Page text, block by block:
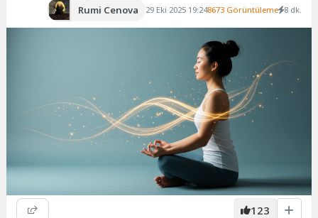
Rumi Cenova 29 Eki 2025 19:248673 Görüntüleme 8 dk.
123